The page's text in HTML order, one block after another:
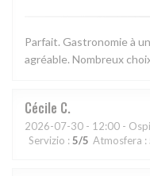
Parfait. Gastronomie à
agréable. Nombreux
Cécile C
2026-07-30 - 12:00 -
Servizio : 5/5 Atmosfera :